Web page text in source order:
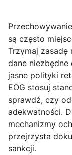
są często
Trzymaj
dane
jasne polityki
EOG stosuj
sprawdź, czy
adekwatności.
mechanizmy
przejrzysta
sankcji.